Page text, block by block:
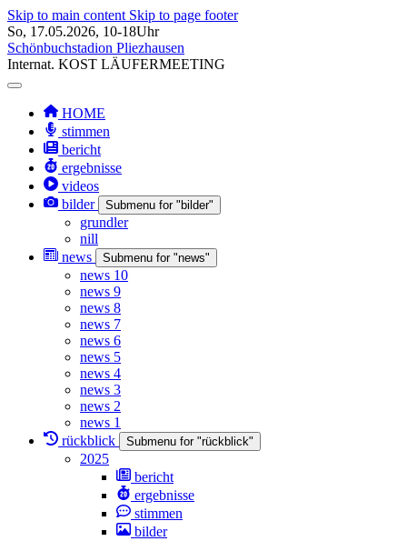
Skip to main content Skip to page footer
So, 17.05.2026, 10-18Uhr
Schönbuchstadion Pliezhausen
Internat. KOST LÄUFERMEETING
HOME
stimmen
bericht
ergebnisse
videos
bilder
Submenu for "bilder"
grundler
nill
news
Submenu for "news"
news 10
news 9
news 8
news 7
news 6
news 5
news 4
news 3
news 2
news 1
rückblick
Submenu for "rückblick"
2025
bericht
ergebnisse
stimmen
bilder